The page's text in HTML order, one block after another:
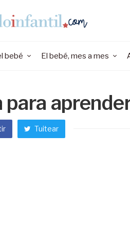
bebé El bebé, mes a mes
para
Tuitear